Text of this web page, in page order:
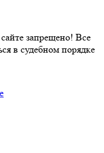
запрещено! Все
в судебном порядке